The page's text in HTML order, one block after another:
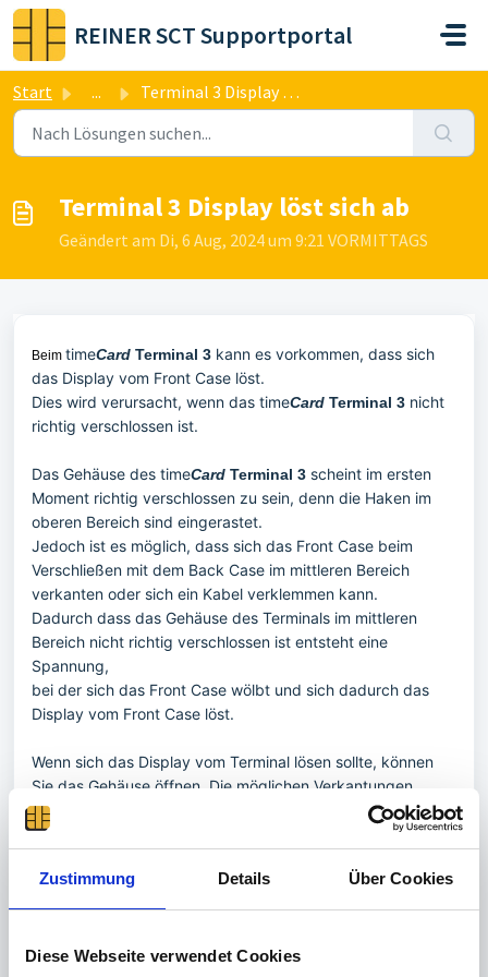
Zustimmung Details Über Cookies
Diese Webseite verwendet Cookies
Zum hauptsächlichen Inhalt gehen
REINER SCT Supportportal
Start ... Terminal 3 Display löst sich ab
Terminal 3 Display löst sich ab
Geändert am Di, 6 Aug, 2024 um 9:21 VORMITTAGS
Beim timeCard Terminal 3 kann es vorkommen, dass sich
das Display vom Front Case löst.
Dies wird verursacht, wenn das timeCard Terminal 3 nicht
richtig verschlossen ist.
Das Gehäuse des timeCard Terminal 3 scheint im ersten
Moment richtig verschlossen zu sein, denn die Haken im
oberen Bereich sind eingerastet.
Jedoch ist es möglich, dass sich das Front Case beim
Verschließen mit dem Back Case im mittleren Bereich
verkanten oder sich ein Kabel verklemmen kann.
Dadurch dass das Gehäuse des Terminals im mittleren
Bereich nicht richtig verschlossen ist entsteht eine
Spannung,
bei der sich das Front Case wölbt und sich dadurch das
Display vom Front Case löst.
Wenn sich das Display vom Terminal lösen sollte, können
Sie das Gehäuse öffnen. Die möglichen Verkantungen
bzw. die Position von möglichen verklemmten Kabeln
verändern und dadurch die Ursache beseitigen.
sein, dass keine unterschiedlichen Spaltmaße zu erkennen
sind.
Wenn das Gehäuse ordnungsgemäß verschlossen ist,